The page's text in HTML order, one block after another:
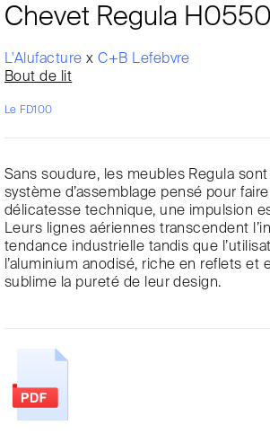
Chevet Regula
L'AlufacturexC+B Lefebvre
Bout de lit
Le FD100
Sans soudure, les meubles Regula sont
système d’assemblage pensé pour faire
délicatesse technique, une impulsion
Leurs lignes aériennes transcendent
tendance industrielle tandis que
l’aluminium anodisé, riche en reflets et
sublime la pureté de leur design.